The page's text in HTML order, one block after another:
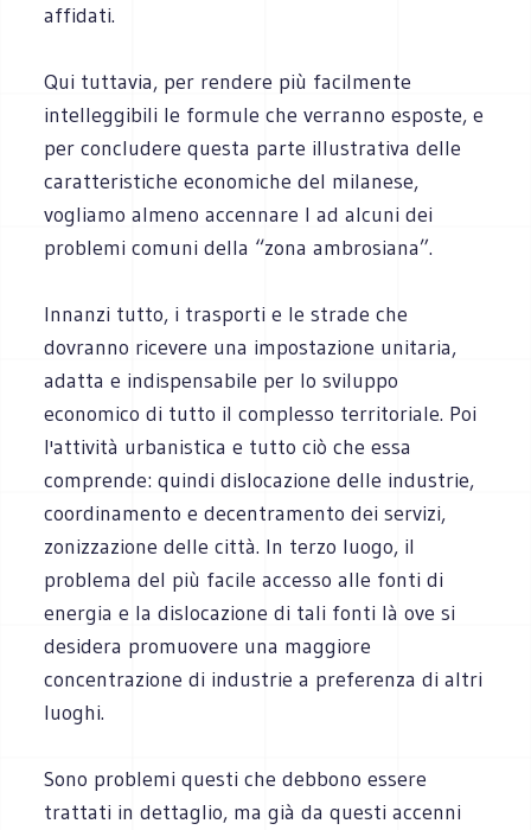
affidati.
Qui tuttavia, per rendere più facilmente
intelleggibili le formule che verranno esposte, e
per concludere questa parte illustrativa delle
caratteristiche economiche del milanese,
vogliamo almeno accennare l ad alcuni dei
problemi comuni della “zona ambrosiana”.
Innanzi tutto, i trasporti e le strade che
dovranno ricevere una impostazione unitaria,
adatta e indispensabile per lo sviluppo
economico di tutto il complesso territoriale. Poi
l'attività urbanistica e tutto ciò che essa
comprende: quindi dislocazione delle industrie,
coordinamento e decentramento dei servizi,
zonizzazione delle città. In terzo luogo, il
problema del più facile accesso alle fonti di
energia e la dislocazione di tali fonti là ove si
desidera promuovere una maggiore
concentrazione di industrie a preferenza di altri
luoghi.
Sono problemi questi che debbono essere
trattati in dettaglio, ma già da questi accenni